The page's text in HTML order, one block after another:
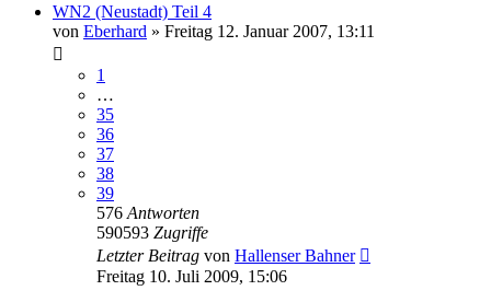
WN2 (Neustadt) Teil 4
von Eberhard » Freitag 12. Januar 2007, 13:11
1
…
35
36
37
38
39
576 Antworten
590593 Zugriffe
Letzter Beitrag von Hallenser Bahner
Freitag 10. Juli 2009, 15:06